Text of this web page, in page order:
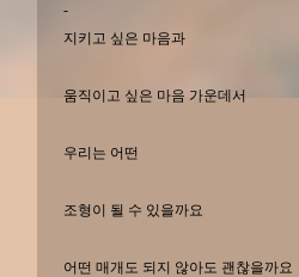
-
지키고 싶은 마음과
움직이고 싶은 마음 가운데서
우리는 어떤
조형이 될 수 있을까요
어떤 매개도 되지 않아도 괜찮을까요